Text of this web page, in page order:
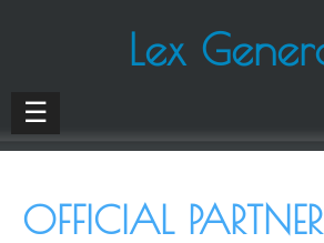
Lex
☰
OFFICIAL